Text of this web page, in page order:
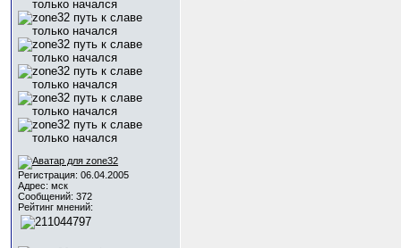
Регистрация: 06.04.2005
Адрес: мск
Сообщений: 372
Рейтинг мнений: